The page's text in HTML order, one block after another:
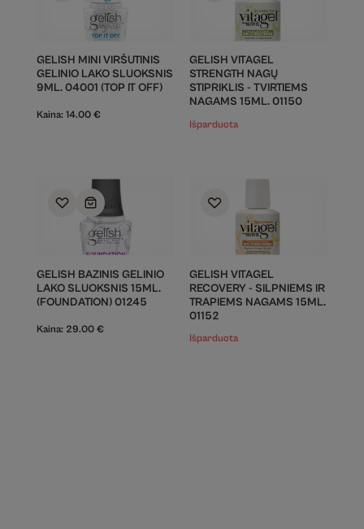
GELISH MINI VIRŠUTINIS
GELINIO LAKO SLUOKSNIS
9ML. 04001 (TOP IT OFF)
Kaina: 14.00 €
GELISH VITAGEL
STRENGTH NAGŲ
STIPRIKLIS - TVIRTIEMS
NAGAMS 15ML. 01150
Išparduota
GELISH BAZINIS GELINIO
LAKO SLUOKSNIS 15ML.
(FOUNDATION) 01245
Kaina: 29.00 €
GELISH VITAGEL
RECOVERY - SILPNIEMS IR
TRAPIEMS NAGAMS 15ML.
01152
Išparduota